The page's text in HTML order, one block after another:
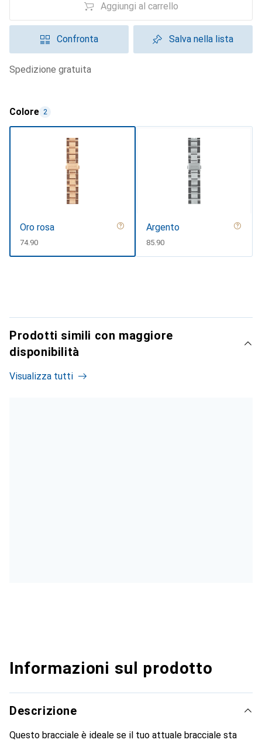
Aggiungi al carrello
Confronta Salva nella lista
spedizione gratuita
Colore 2
Oro rosa
CHF
74.90
Argento
CHF
85.90
Prodotti simili con maggiore
disponibilità
Visualizza tutti
Informazioni sul prodotto
Descrizione
Questo bracciale è ideale se il tuo attuale bracciale sta